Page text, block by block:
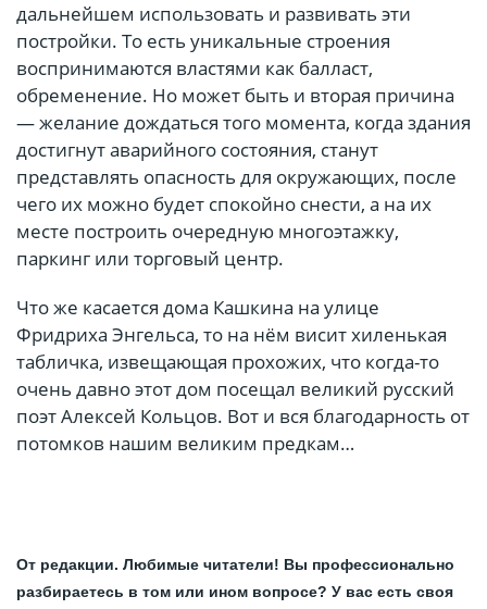
дальнейшем использовать и развивать эти
постройки. То есть уникальные строения
воспринимаются властями как балласт,
обременение. Но может быть и вторая причина
— желание дождаться того момента, когда здания
достигнут аварийного состояния, станут
представлять опасность для окружающих, после
чего их можно будет спокойно снести, а на их
месте построить очередную многоэтажку,
паркинг или торговый центр.
Что же касается дома Кашкина на улице
Фридриха Энгельса, то на нём висит хиленькая
табличка, извещающая прохожих, что когда-то
очень давно этот дом посещал великий русский
поэт Алексей Кольцов. Вот и вся благодарность от
потомков нашим великим предкам…
От редакции. Любимые читатели! Вы профессионально
разбираетесь в том или ином вопросе? У вас есть своя